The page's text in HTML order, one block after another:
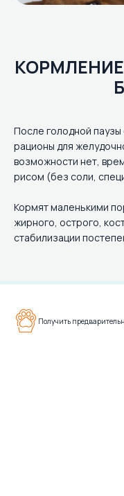
После голодной
рационы для
возможности нет,
рисом (без соли,
Кормят маленькими
жирного, острого,
стабилизации
Получить